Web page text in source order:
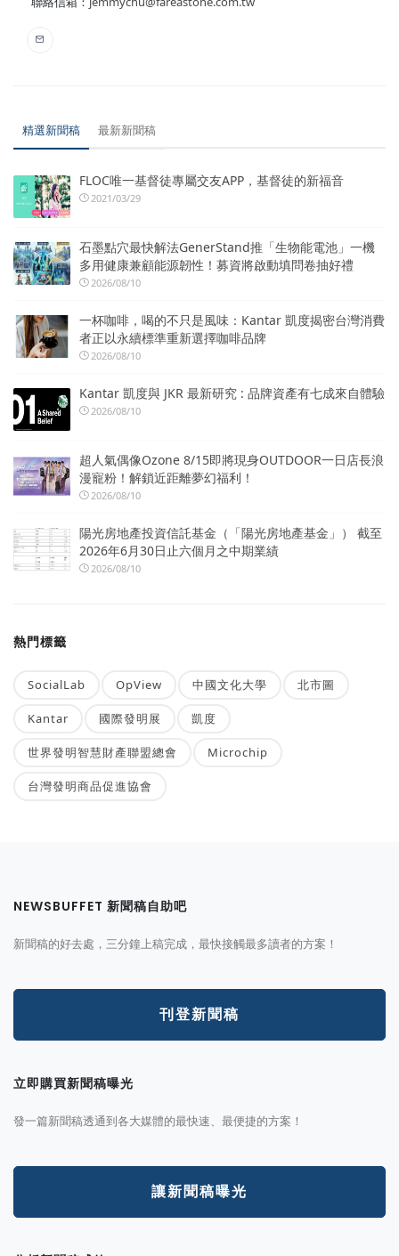
精選新聞稿 最新新聞稿
FLOC唯一基督徒專屬交友APP，基督徒的新福音
2021/03/29
石墨點穴最快解法GenerStand推「生物能電池」一機
多用健康兼顧能源韌性！募資將啟動填問卷抽好禮
2026/08/10
一杯咖啡，喝的不只是風味：Kantar 凱度揭密台灣消費
者正以永續標準重新選擇咖啡品牌
2026/08/10
Kantar 凱度與 JKR 最新研究 : 品牌資產有七成來自體驗
2026/08/10
超人氣偶像Ozone 8/15即將現身OUTDOOR一日店長浪
漫寵粉！解鎖近距離夢幻福利！
2026/08/10
陽光房地產投資信託基金（「陽光房地產基金」） 截至
2026年6月30日止六個月之中期業績
2026/08/10
熱門標籤
SocialLab OpView 中國文化大學 北市圖
Kantar 國際發明展 凱度
世界發明智慧財產聯盟總會 Microchip
台灣發明商品促進協會
NEWSBUFFET 新聞稿自助吧
新聞稿的好去處，三分鐘上稿完成，最快接觸最多讀者的方案！
刊登新聞稿
立即購買新聞稿曝光
發一篇新聞稿透通到各大媒體的最快速、最便捷的方案！
讓新聞稿曝光